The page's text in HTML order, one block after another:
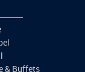
& Buffets